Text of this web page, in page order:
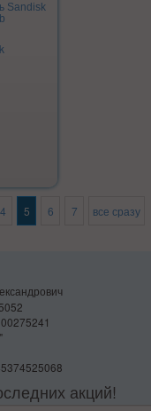
Sandisk
4 5 6 7 все сразу
акций!